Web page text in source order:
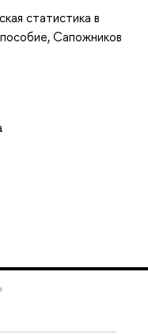
статистика в
Сапожников